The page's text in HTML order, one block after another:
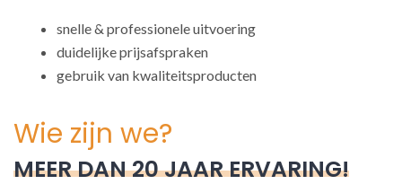
snelle & professionele uitvoering
duidelijke prijsafspraken
gebruik van kwaliteitsproducten
Wie zijn we?
MEER DAN 20 JAAR ERVARING!